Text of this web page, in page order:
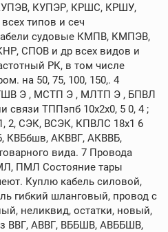
КУПЭР, КРШС, КРШУ,
типов и сеч
судовые КМПВ, КМПЭВ,
СПОВ и др всех видов и
РК, в том числе
на 50, 75, 100, 150,. 4
Э , МСТП Э , МЛТП Э , БПВЛ
ТППэпб 10х2х0, 5 0, 4 ;
2, СЭК, ВСЭК, КПВЛС 18х1 6
КВБбшв, АКВВГ, АКВВБ,
вида. 7 Провода
ПМЛ Состояние тары
Куплю кабель силовой,
гибкий шланговый, провод с
неликвид, остатки, новый,
ВВГ, АВВГ, ВББШВ, АВББШВ,